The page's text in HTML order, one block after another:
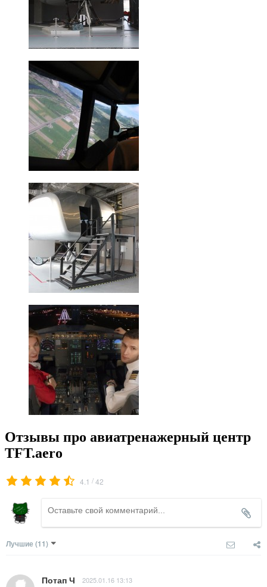
Отзывы про авиатренажерный центр
TFT.aero
4.1 /42
Лучшие (11)
Потап Ч 2025.01.16 13:13